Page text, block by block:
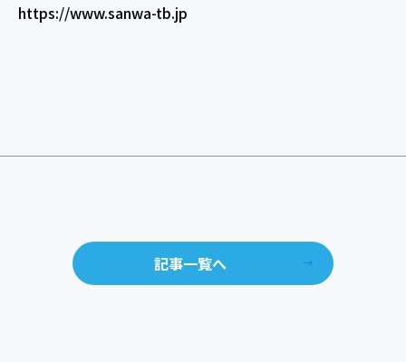
https://www.sanwa-tb.jp
記事一覧へ